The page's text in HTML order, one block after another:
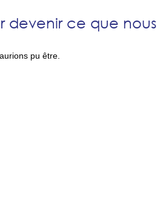
devenir ce que nous
pu être.